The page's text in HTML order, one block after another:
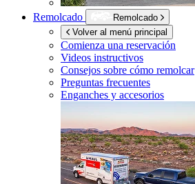
Remolcado
Remolcado
Volver al menú principal
Comienza una reservación
Videos instructivos
Consejos sobre cómo remolcar
Preguntas frecuentes
Enganches y accesorios